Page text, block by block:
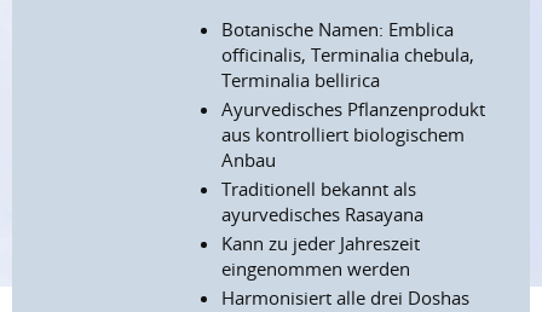
Botanische Namen: Emblica
officinalis, Terminalia chebula,
Terminalia bellirica
Ayurvedisches Pflanzenprodukt
aus kontrolliert biologischem
Anbau
Traditionell bekannt als
ayurvedisches Rasayana
Kann zu jeder Jahreszeit
eingenommen werden
Harmonisiert alle drei Doshas